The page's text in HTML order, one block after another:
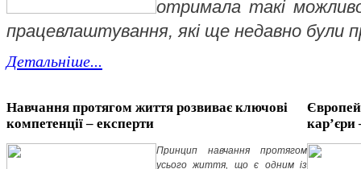
отримала такі
працевлаштування, які ще недавно були
Детальніше...
Навчання протягом життя розвиває ключові
компетенції – експерти
Принцип навчання протягом
усього життя, що є одним із
кар’єри